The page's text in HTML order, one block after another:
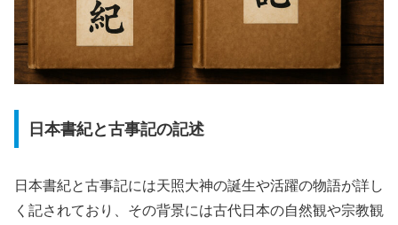
日本書紀と古事記の記述
日本書紀と古事記には天照大神の誕生や活躍の物語が詳し
く記されており、その背景には古代日本の自然観や宗教観